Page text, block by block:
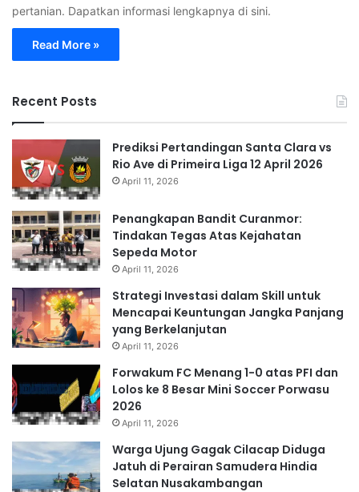
pertanian. Dapatkan informasi lengkapnya di sini.
Read More »
Recent Posts
Prediksi Pertandingan Santa Clara vs
Rio Ave di Primeira Liga 12 April 2026
April 11, 2026
Penangkapan Bandit Curanmor:
Tindakan Tegas Atas Kejahatan
Sepeda Motor
April 11, 2026
Strategi Investasi dalam Skill untuk
Mencapai Keuntungan Jangka Panjang
yang Berkelanjutan
April 11, 2026
Forwakum FC Menang 1-0 atas PFI dan
Lolos ke 8 Besar Mini Soccer Porwasu
2026
April 11, 2026
Warga Ujung Gagak Cilacap Diduga
Jatuh di Perairan Samudera Hindia
Selatan Nusakambangan